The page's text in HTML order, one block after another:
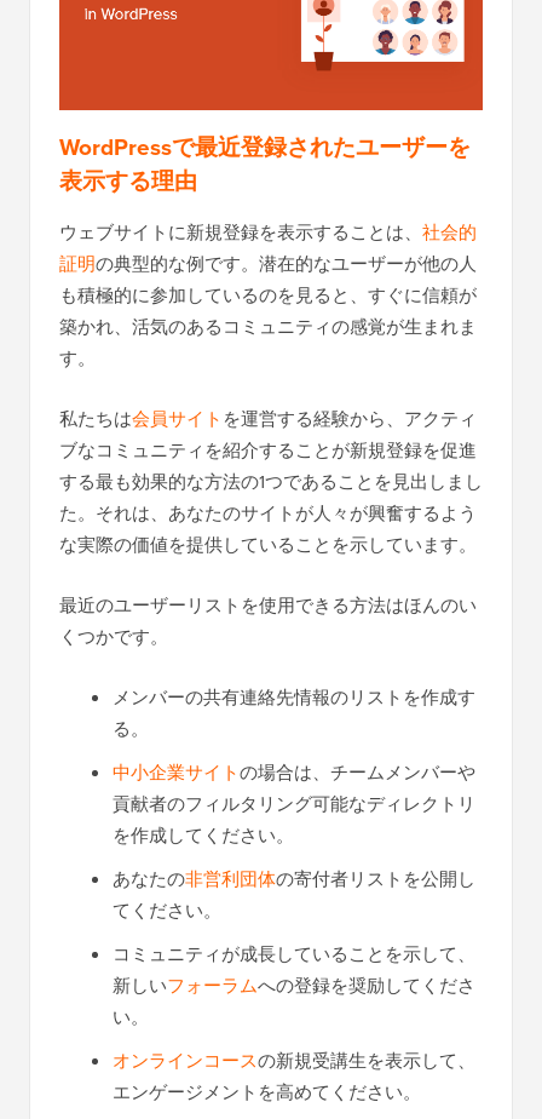
WordPressで最近登録されたユーザーを
表示する理由
ウェブサイトに新規登録を表示することは、 社会的
証明の典型的な例です。潜在的なユーザーが他の人
も積極的に参加しているのを見ると、すぐに信頼が
築かれ、活気のあるコミュニティの感覚が生まれま
す。
私たちは会員サイト を運営する経験から、アクティ
ブなコミュニティを紹介することが新規登録を促進
する最も効果的な方法の1つであることを見出しまし
た。それは、あなたのサイトが人々が興奮するよう
な実際の価値を提供していることを示しています。
最近のユーザーリストを使用できる方法はほんのい
くつかです。
メンバーの共有連絡先情報のリストを作成す
る。
中小企業サイトの場合は、チームメンバーや
貢献者のフィルタリング可能なディレクトリ
を作成してください。
あなたの非営利団体の寄付者リストを公開し
てください。
コミュニティが成長していることを示して、
新しいフォーラムへの登録を奨励してくださ
い。
オンラインコースの新規受講生を表示して、
エンゲージメントを高めてください。